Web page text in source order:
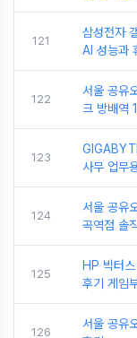
121
삼성전자
AI 성능과
122
서울 공유
크 방배역
123
사무 업무
124
서울 공유
곡역점 솔
125
HP 빅터
후기 게임
126
서울 공유